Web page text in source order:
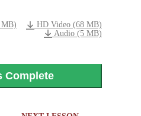
MB)
HD Video (68 MB)
Audio (5 MB)
Complete